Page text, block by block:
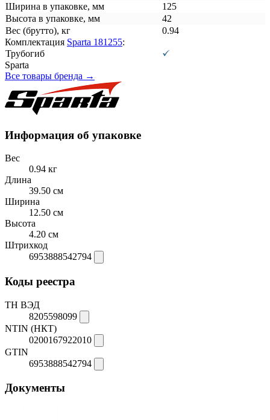
Ширина в упаковке, мм
125
Высота в упаковке, мм
42
Вес (брутто), кг
0.94
Комплектация Sparta 181255:
Трубогиб
Sparta
Все товары бренда →
Информация об упаковке
Вес
0.94 кг
Длина
39.50 см
Ширина
12.50 см
Высота
4.20 см
Штрихкод
6953888542794
Коды реестра
ТН ВЭД
8205598099
NTIN (НКТ)
0200167922010
GTIN
6953888542794
Документы